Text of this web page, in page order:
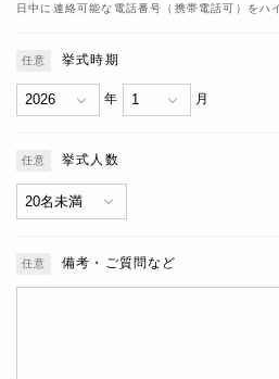
日中に連絡可能な電話番号（携帯電話可）をハ
挙式時期
年 月
挙式人数
備考・ご質問など